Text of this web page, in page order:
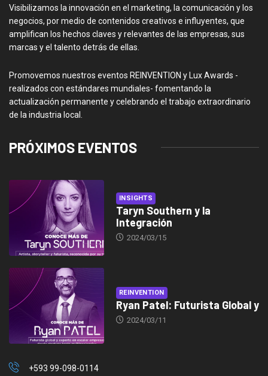
Visibilizamos la innovación en el marketing, la comunicación y los
negocios, por medio de contenidos creativos e influyentes, que
amplifican los hechos claves y relevantes de las empresas, sus
marcas y el talento detrás de ellas.
Promovemos nuestros eventos REINVENTION y Lux Awards -
realizados con estándares mundiales- fomentando la
actualización permanente y celebrando el trabajo extraordinario
de la industria local.
PRÓXIMOS EVENTOS
INSIGHTS
Taryn Southern y la
Integración
2024/03/15
REINVENTION
Ryan Patel: Futurista Global y
2024/03/11
+593 99-098-0114